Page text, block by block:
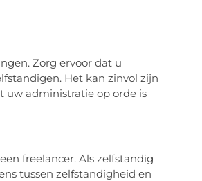
Zorg ervoor dat u
Het kan zinvol zijn
uw administratie op orde is
freelancer. Als zelfstandig
tussen zelfstandigheid en